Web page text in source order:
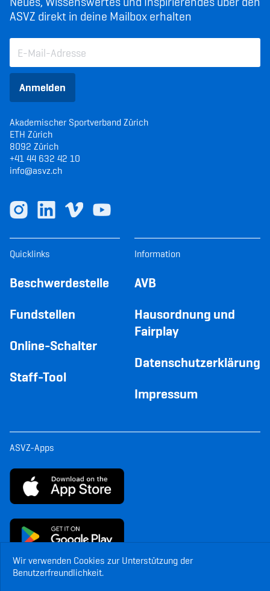
Wir verwenden Cookies zur Unterstützung der
Benutzerfreundlichkeit.
ASVZ direkt in deine Mailbox erhalten
Anmelden
Akademischer Sportverband Zürich
ETH Zürich
8092 Zürich
+41 44 632 42 10
info@asvz.ch
Quicklinks
Beschwerdestelle
Fundstellen
Online-Schalter
Staff-Tool
Information
AVB
Hausordnung und
Fairplay
Datenschutzerklärung
Impressum
ASVZ-Apps